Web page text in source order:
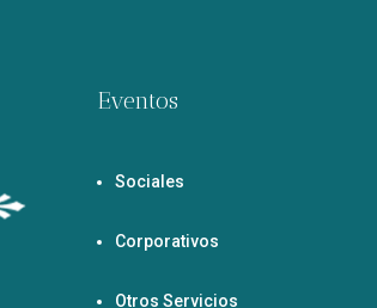
Eventos
Sociales
Corporativos
Otros Servicios